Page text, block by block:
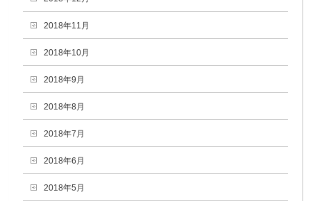
2018年11月
2018年10月
2018年9月
2018年8月
2018年7月
2018年6月
2018年5月